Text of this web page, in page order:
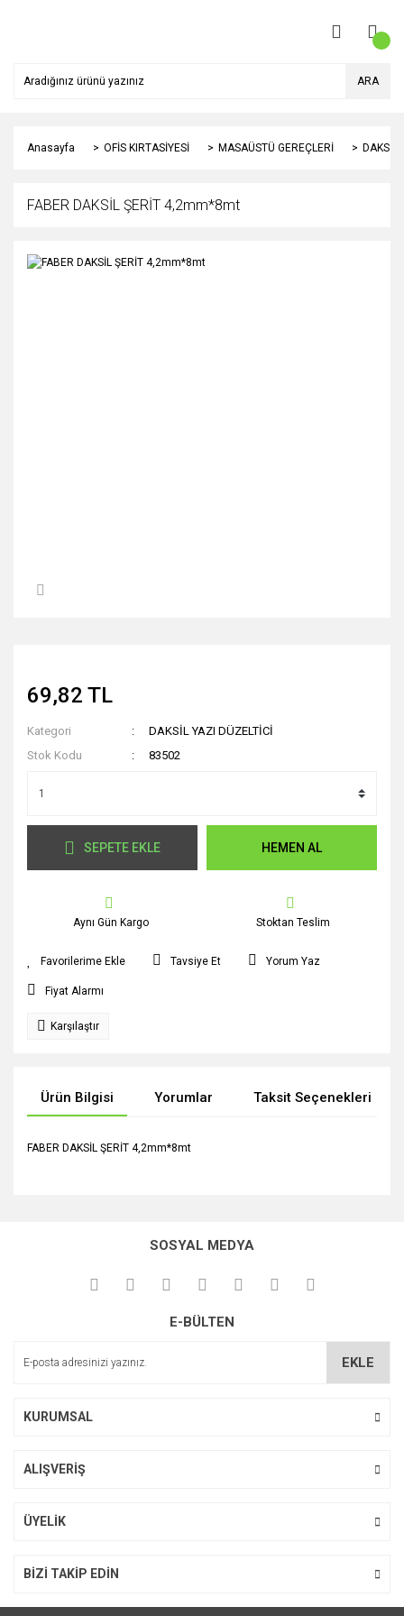
ARA
Anasayfa OFİS KIRTASİYESİ MASAÜSTÜ GEREÇLERİ DAKSİL
FABER DAKSİL ŞERİT 4,2mm*8mt
69,82 TL
Kategori
DAKSİL YAZI DÜZELTİCİ
Stok Kodu
83502
SEPETE EKLE HEMEN AL
Aynı Gün Kargo Stoktan Teslim
Tavsiye Et Yorum Yaz
Fiyat Alarmı
Karşılaştır
Ürün Bilgisi Yorumlar Taksit Seçenekleri
FABER DAKSİL ŞERİT 4,2mm*8mt
kullanarak tarafımıza iletebilirsiniz.
Görüş ve önerileriniz için teşekkür ederiz.
Ürün açıklamasında eksik bilgiler bulunuyor.
SOSYAL MEDYA
E-BÜLTEN
EKLE
KURUMSAL
ALIŞVERİŞ
ÜYELİK
BİZİ TAKİP EDİN